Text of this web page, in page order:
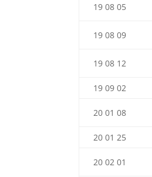
19 08 05
19 08 09
19 08 12
19 09 02
20 01 08
20 01 25
20 02 01